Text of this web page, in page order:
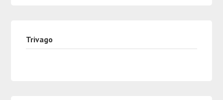
Trivago